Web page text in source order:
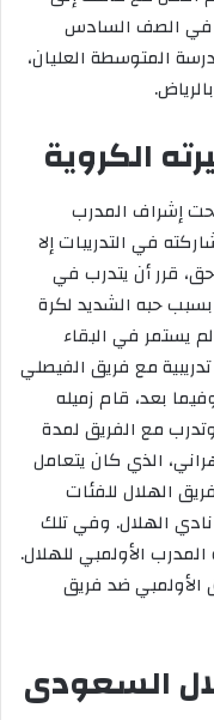
في الصف السادس
المتوسطة العليان،
الكروية
إشراف المدرب
في التدريبات إلا
قرر أن يتدرب في
حبه الشديد لكرة
يستمر في البقاء
مع فريق الفيصلي
بعد، قام زميله
مع الفريق لمدة
الذي كان يتعامل
الهلال للفئات
نادي الهلال. وفي تلك
الأولمبي للهلال.
الأولمبي ضد فريق
السعودى